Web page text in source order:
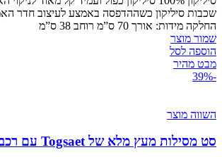
שכבות סיליקון כשההדפסה באמצע לעיצוב חדר
החלקה מידות: אורך 70 ס”מ רוחב 38 ס”מ
שמור מוצר
הוספה לסל
מבט מהיר
-39%
השווה מוצר
סט מסילות מעץ מלא של Togsaet עם רכבת וקרונות